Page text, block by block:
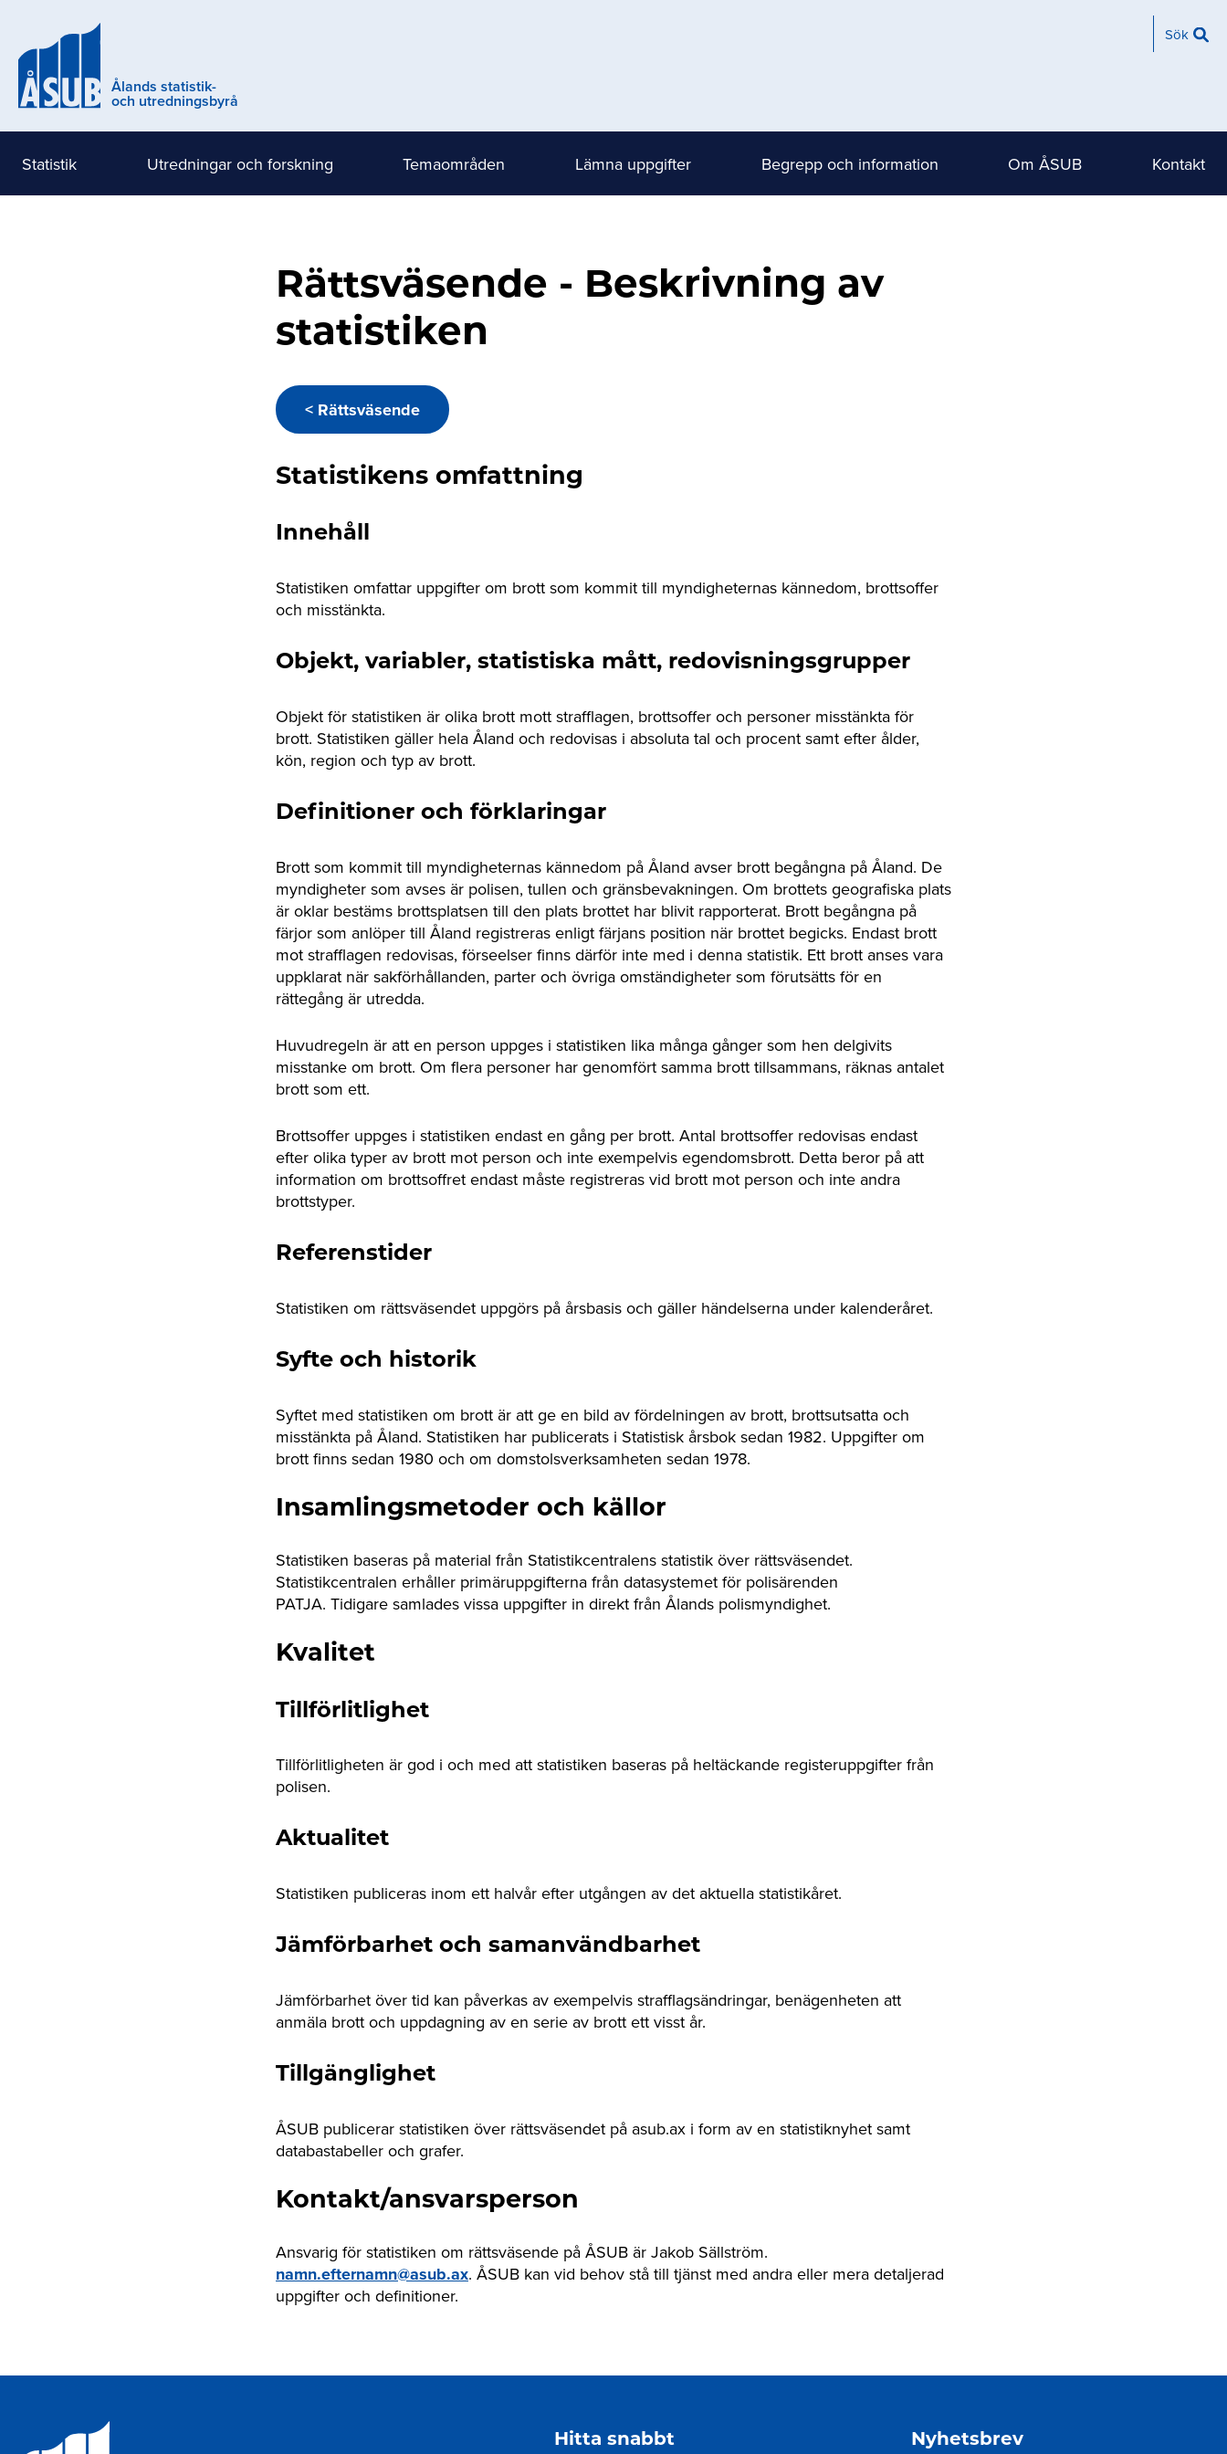
huvudinnehåll
Ålands statistik-
och utredningsbyrå
Sök
Huvudmeny
Statistik Utredningar och forskning Temaområden Lämna uppgifter Begrepp och information Om ÅSUB Kontakt
Rättsväsende - Beskrivning av
statistiken
< Rättsväsende
Statistikens omfattning
Innehåll
Statistiken omfattar uppgifter om brott som kommit till myndigheternas kännedom, brottsoffer
och misstänkta.
Objekt, variabler, statistiska mått, redovisningsgrupper
Objekt för statistiken är olika brott mott strafflagen, brottsoffer och personer misstänkta för
brott. Statistiken gäller hela Åland och redovisas i absoluta tal och procent samt efter ålder,
kön, region och typ av brott.
Definitioner och förklaringar
Brott som kommit till myndigheternas kännedom på Åland avser brott begångna på Åland. De
myndigheter som avses är polisen, tullen och gränsbevakningen. Om brottets geografiska plats
är oklar bestäms brottsplatsen till den plats brottet har blivit rapporterat. Brott begångna på
färjor som anlöper till Åland registreras enligt färjans position när brottet begicks. Endast brott
mot strafflagen redovisas, förseelser finns därför inte med i denna statistik. Ett brott anses vara
uppklarat när sakförhållanden, parter och övriga omständigheter som förutsätts för en
rättegång är utredda.
Huvudregeln är att en person uppges i statistiken lika många gånger som hen delgivits
misstanke om brott. Om flera personer har genomfört samma brott tillsammans, räknas antalet
brott som ett.
Brottsoffer uppges i statistiken endast en gång per brott. Antal brottsoffer redovisas endast
efter olika typer av brott mot person och inte exempelvis egendomsbrott. Detta beror på att
information om brottsoffret endast måste registreras vid brott mot person och inte andra
brottstyper.
Referenstider
Statistiken om rättsväsendet uppgörs på årsbasis och gäller händelserna under kalenderåret.
Syfte och historik
Syftet med statistiken om brott är att ge en bild av fördelningen av brott, brottsutsatta och
misstänkta på Åland. Statistiken har publicerats i Statistisk årsbok sedan 1982. Uppgifter om
brott finns sedan 1980 och om domstolsverksamheten sedan 1978.
Insamlingsmetoder och källor
Statistiken baseras på material från Statistikcentralens statistik över rättsväsendet.
Statistikcentralen erhåller primäruppgifterna från datasystemet för polisärenden
PATJA. Tidigare samlades vissa uppgifter in direkt från Ålands polismyndighet.
Kvalitet
Tillförlitlighet
Tillförlitligheten är god i och med att statistiken baseras på heltäckande registeruppgifter från
polisen.
Aktualitet
Statistiken publiceras inom ett halvår efter utgången av det aktuella statistikåret.
Jämförbarhet och samanvändbarhet
Jämförbarhet över tid kan påverkas av exempelvis strafflagsändringar, benägenheten att
anmäla brott och uppdagning av en serie av brott ett visst år.
Tillgänglighet
ÅSUB publicerar statistiken över rättsväsendet på asub.ax i form av en statistiknyhet samt
databastabeller och grafer.
Kontakt/ansvarsperson
Ansvarig för statistiken om rättsväsende på ÅSUB är Jakob Sällström.
namn.efternamn@asub.ax. ÅSUB kan vid behov stå till tjänst med andra eller mera detaljerad
uppgifter och definitioner.
Hitta snabbt Nyhetsbrev